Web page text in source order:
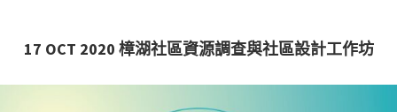
17 OCT 2020 樟湖社區資源調查與社區設計工作坊